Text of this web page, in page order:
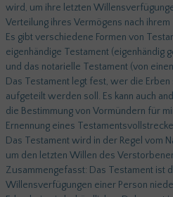
wird, um ihre letzten
Verteilung ihres Vermögens nach ihrem
Es gibt verschiedene Formen von
eigenhändige Testament (eigenhändig
und das notarielle Testament (von
Das Testament legt fest, wer die
aufgeteilt werden soll. Es kann auch
die Bestimmung von Vormündern für
Ernennung eines
Das Testament wird in der Regel vom
um den letzten Willen des
Zusammengefasst: Das Testament ist
Willensverfügungen einer Person